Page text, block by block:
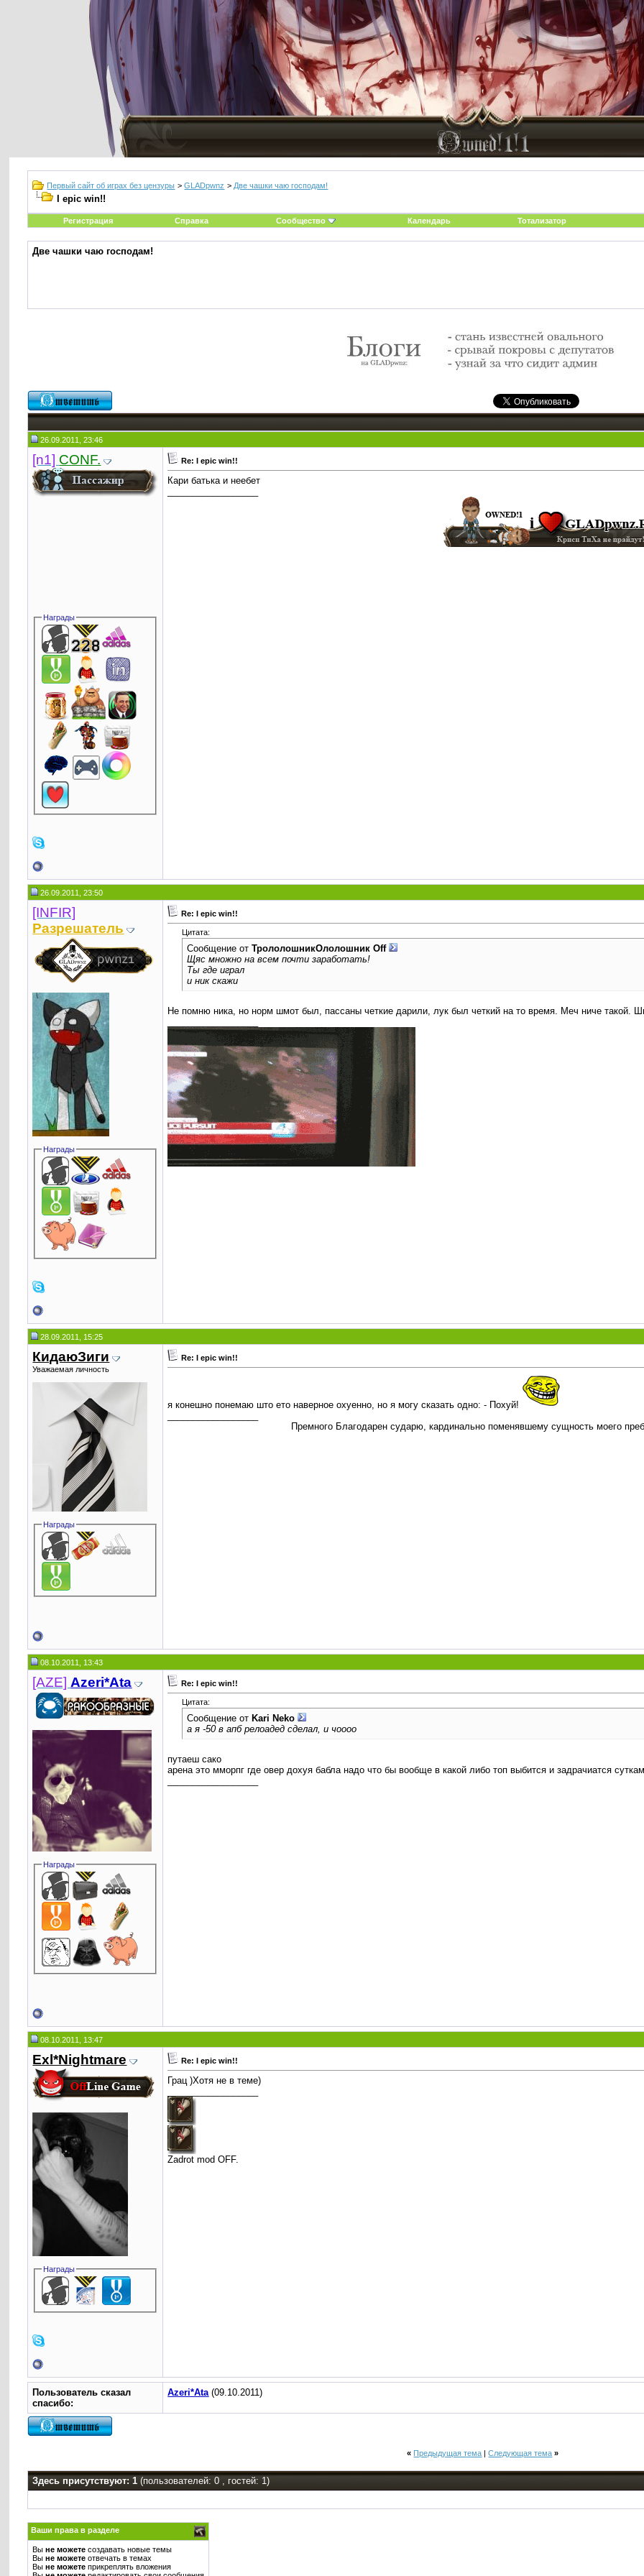
Первый сайт об играх без цензуры >GLADpwnz > Две чашки чаю господам!
I epic win!!
Регистрация Справка Сообщество Календарь Тотализатор
Две чашки чаю господам!
26.09.2011, 23:46
[n1] CONF.
Награды
Re: I epic win!!
Кари батька и неебет
26.09.2011, 23:50
[INFIR]
Разрешатель
Награды
Re: I epic win!!
Цитата:
Сообщение отТрололошникОлолошник Off
Щяс множно на всем почти заработать!
Ты где играл
и ник скажи
Не помню ника, но норм шмот был, пассаны четкие дарили, лук был четкий на то время. Меч ниче такой.
28.09.2011, 15:25
КидаюЗиги
Уважаемая личность
Награды
Re: I epic win!!
я конешно понемаю што ето наверное охуенно, но я могу сказать одно: - Похуй!
Премного Благодарен сударю, кардинально поменявшему сущность моего
08.10.2011, 13:43
[AZE] Azeri*Ata
Награды
Re: I epic win!!
Цитата:
Сообщение от Kari Neko
а я -50 в апб релоадед сделал, и чоооо
путаеш сако
арена это мморпг где овер дохуя бабла надо что бы вообще в какой либо топ выбится и задрачиатся
08.10.2011, 13:47
Exl*Nightmare
Награды
Re: I epic win!!
Грац )Хотя не в теме)
Zadrot mod OFF.
Пользователь сказал
cпасибо:
Azeri*Ata(09.10.2011)
« Предыдущая тема |Следующая тема »
Здесь присутствуют: 1(пользователей: 0 , гостей: 1)
Ваши права в разделе
Выне можете создавать новые темы
Выне можете отвечать в темах
Выне можете прикреплять вложения